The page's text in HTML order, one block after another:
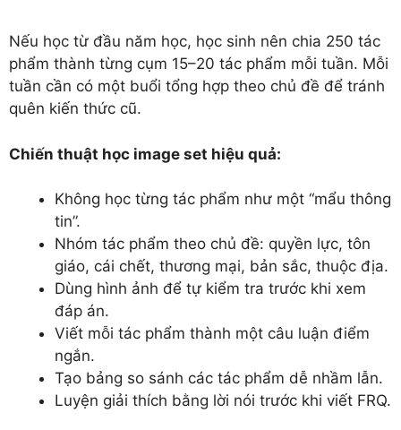
Nếu học từ đầu năm học, học sinh nên chia 250 tác
phẩm thành từng cụm 15–20 tác phẩm mỗi tuần. Mỗi
tuần cần có một buổi tổng hợp theo chủ đề để tránh
quên kiến thức cũ.
Chiến thuật học image set hiệu quả:
Không học từng tác phẩm như một “mẩu thông
tin”.
Nhóm tác phẩm theo chủ đề: quyền lực, tôn
giáo, cái chết, thương mại, bản sắc, thuộc địa.
Dùng hình ảnh để tự kiểm tra trước khi xem
đáp án.
Viết mỗi tác phẩm thành một câu luận điểm
ngắn.
Tạo bảng so sánh các tác phẩm dễ nhầm lẫn.
Luyện giải thích bằng lời nói trước khi viết FRQ.